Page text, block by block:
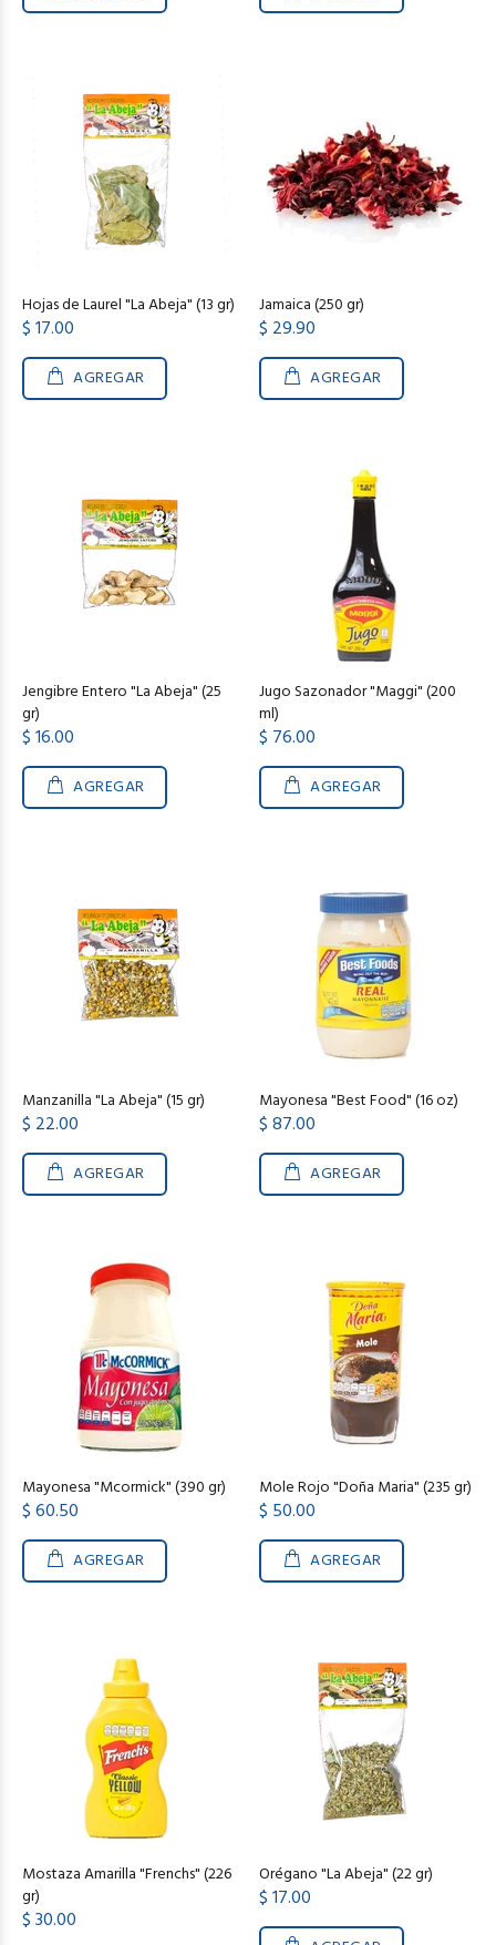
Hojas de Laurel "La Abeja" (13 gr)
$ 17.00
AGREGAR
Jamaica (250 gr)
$ 29.90
AGREGAR
Jengibre Entero "La Abeja" (25
gr)
$ 16.00
AGREGAR
Jugo Sazonador "Maggi" (200
ml)
$ 76.00
AGREGAR
Manzanilla "La Abeja" (15 gr)
$ 22.00
AGREGAR
Mayonesa "Best Food" (16 oz)
$ 87.00
AGREGAR
Mayonesa "Mcormick" (390 gr)
$ 60.50
AGREGAR
Mole Rojo "Doña Maria" (235 gr)
$ 50.00
AGREGAR
Mostaza Amarilla "Frenchs" (226
gr)
$ 30.00
Orégano "La Abeja" (22 gr)
$ 17.00